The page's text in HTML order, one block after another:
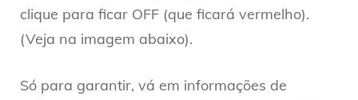
clique para ficar OFF (que ficará vermelho).
(Veja na imagem abaixo).
Só para garantir, vá em informações de